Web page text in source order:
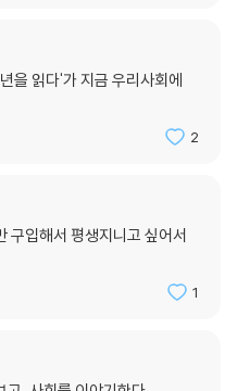
지 않았다면 이들에게 미안한 마
에서 만난 소년들 이야기를 미화
보다 그들이 죄를 지은 소년들이라
저 가두면 된다. 가두는 것만으로
우리의 이웃으로, 사회의 구성원
로, 우리 곁에 서게 될 것이다. 이
하는 까닭이다.-215쪽
따스한 유머를 선사한다. 사납고
을 읽다'가 지금 우리사회에
2
구입해서 평생지니고 싶어서
1